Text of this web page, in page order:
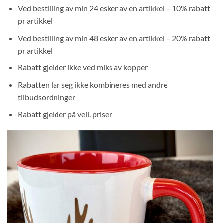
Ved bestilling av min 24 esker av en artikkel – 10% rabatt
pr artikkel
Ved bestilling av min 48 esker av en artikkel – 20% rabatt
pr artikkel
Rabatt gjelder ikke ved miks av kopper
Rabatten lar seg ikke kombineres med andre
tilbudsordninger
Rabatt gjelder på veil. priser